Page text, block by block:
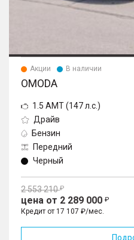
Акции В наличии
OMODA
1.5 AMT (147 л.с.)
Драйв
Бензин
Передний
Черный
2 553 210
цена от 2 289 000
Кредит от 17 107 ₽/мес.